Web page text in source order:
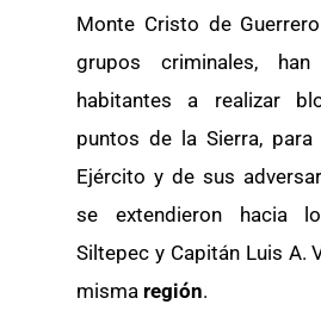
Monte Cristo de
grupos criminales,
habitantes a realizar
puntos de la Sierra,
Ejército y de sus
se extendieron hacia
Siltepec y Capitán Luis A.
misma región.